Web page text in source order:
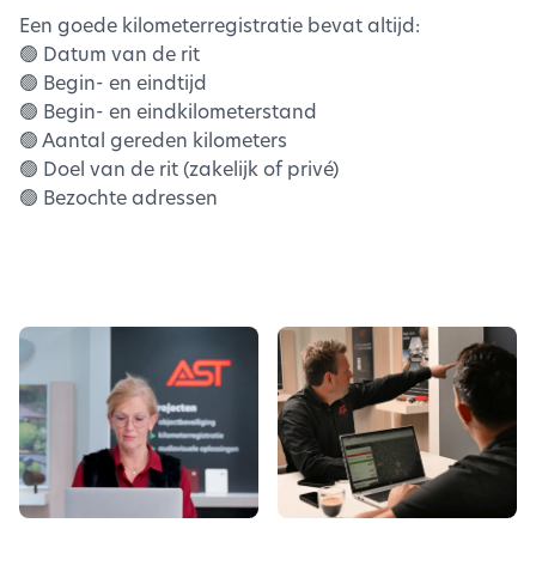
Een goede kilometerregistratie bevat altijd:
🟢 Datum van de rit
🟢 Begin- en eindtijd
🟢 Begin- en eindkilometerstand
🟢 Aantal gereden kilometers
🟢 Doel van de rit (zakelijk of privé)
🟢 Bezochte adressen